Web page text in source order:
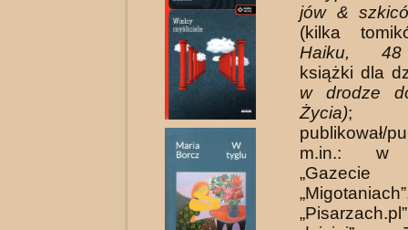
jów &
(kilka
Haiku, 48
książki dla
w drodze
Życia);
publikował/
m.in.: w
„Gazecie